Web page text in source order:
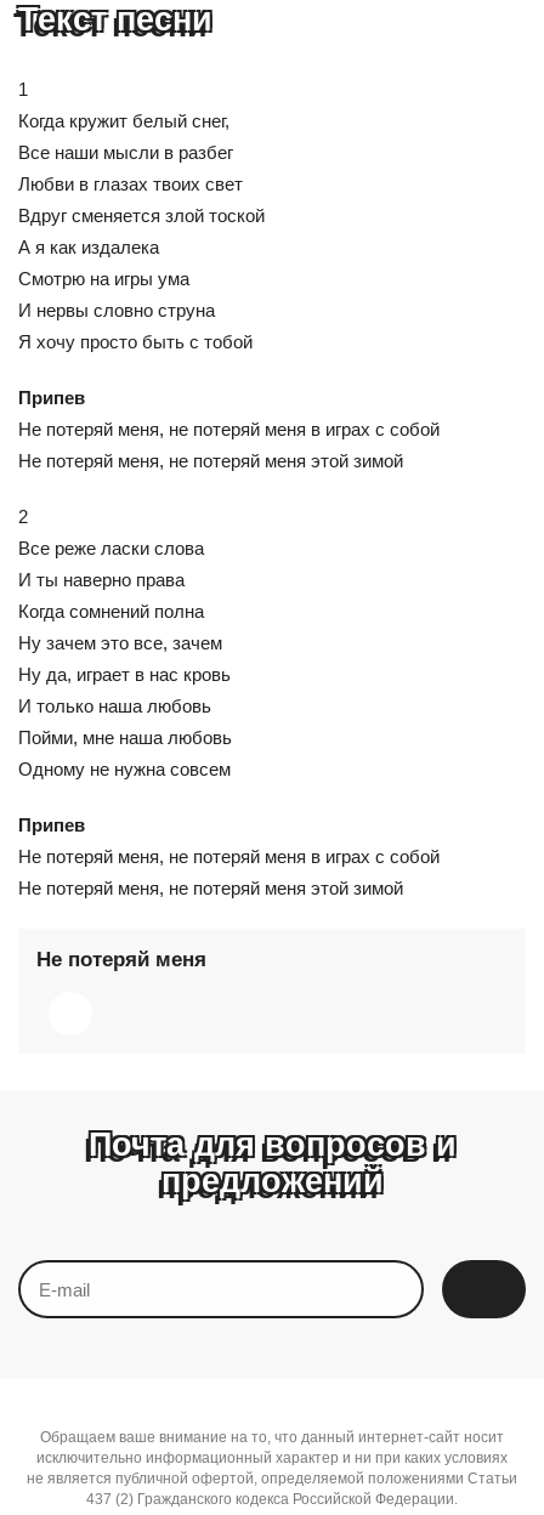
Текст песни
1
Когда кружит белый снег,
Все наши мысли в разбег
Любви в глазах твоих свет
Вдруг сменяется злой тоской
А я как издалека
Смотрю на игры ума
И нервы словно струна
Я хочу просто быть с тобой
Припев
Не потеряй меня, не потеряй меня в играх с собой
Не потеряй меня, не потеряй меня этой зимой
2
Все реже ласки слова
И ты наверно права
Когда сомнений полна
Ну зачем это все, зачем
Ну да, играет в нас кровь
И только наша любовь
Пойми, мне наша любовь
Одному не нужна совсем
Припев
Не потеряй меня, не потеряй меня в играх с собой
Не потеряй меня, не потеряй меня этой зимой
Не потеряй меня
Почта для вопросов и
предложений
Обращаем ваше внимание на то, что данный интернет-сайт носит
исключительно информационный характер и ни при каких условиях
не является публичной офертой, определяемой положениями Статьи
437 (2) Гражданского кодекса Российской Федерации.